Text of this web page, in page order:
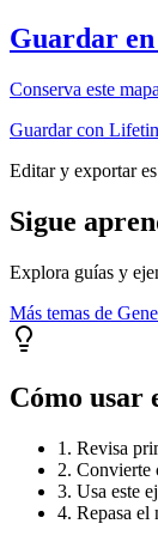
Guardar
Conserva este
Guardar con
Editar y exportar
Sigue
Explora guías y
Más temas de
Cómo usar
1. Revisa
2. Convierte
3. Usa este
4. Repasa el